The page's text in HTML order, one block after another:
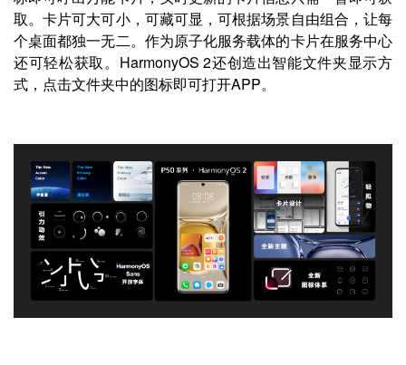
取。卡片可大可小，可藏可显，可根据场景自由组合，让每
个桌面都独一无二。作为原子化服务载体的卡片在服务中心
还可轻松获取。HarmonyOS 2还创造出智能文件夹显示方
式，点击文件夹中的图标即可打开APP。